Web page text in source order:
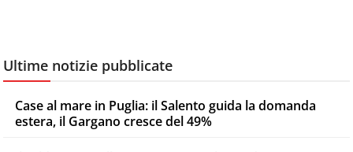
Ultime notizie pubblicate
Case al mare in Puglia: il Salento guida la domanda
estera, il Gargano cresce del 49%